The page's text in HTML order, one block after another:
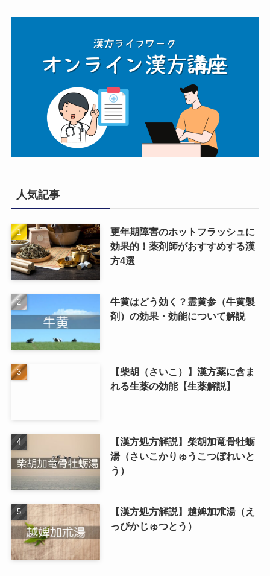
人気記事
更年期障害のホットフラッシュに
効果的！薬剤師がおすすめする漢
方4選
牛黄はどう効く？霊黄参（牛黄製
剤）の効果・効能について解説
【柴胡（さいこ）】漢方薬に含ま
れる生薬の効能【生薬解説】
【漢方処方解説】柴胡加竜骨牡蛎
湯（さいこかりゅうこつぼれいと
う）
【漢方処方解説】越婢加朮湯（え
っぴかじゅつとう）